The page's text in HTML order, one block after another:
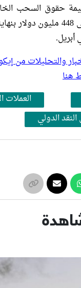
حقوق السحب
أبريل.
والتحليلات من
هنا
العملات
الدولي